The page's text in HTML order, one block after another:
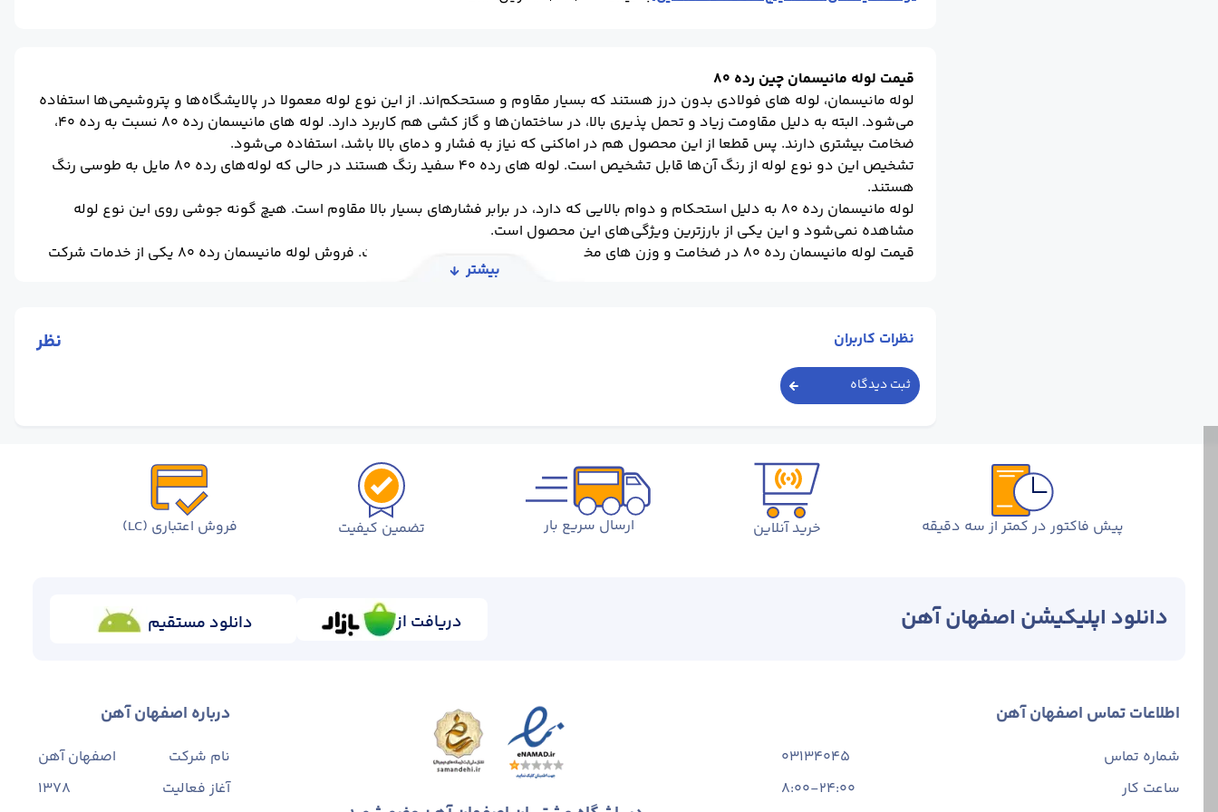
قیمت لوله مانیسمان چین رده 80
لوله مانیسمان، لوله های فولادی بدون درز هستند که بسیار مقاوم و مستحکم‌اند. از این نوع لوله معمولا در پالایشگاه‌ها و پتروشیمی‌ها استفاده
می‌شود. البته به دلیل مقاومت زیاد و تحمل پذیری بالا، در ساختمان‌ها و گاز کشی هم کاربرد دارد. لوله های مانیسمان رده 80 نسبت به رده 40،
ضخامت بیشتری دارند. پس قطعا از این محصول هم در اماکنی که نیاز به فشار و دمای بالا باشد، استفاده می‌شود.
تشخیص این دو نوع لوله از رنگ آن‌ها قابل تشخیص است. لوله های رده 40 سفید رنگ هستند در حالی که لوله‌های رده 80 مایل به طوسی رنگ
هستند.
لوله مانیسمان رده 80 به دلیل استحکام و دوام بالایی که دارد، در برابر فشارهای بسیار بالا مقاوم است. هیچ گونه جوشی روی این نوع لوله
مشاهده نمی‌شود و این یکی از بارزترین ویژگی‌های این محصول است.
قیمت لوله مانیسمان رده 80 در ضخامت و وزن های مختلف در جدول نمونه آورده شده است. فروش لوله مانیسمان رده 80 یکی از خدمات شرکت
اصفهان آهن است. در جدول مشخصات لوله های مانیسمان می‌توانید لوله مورد نظر خود را با توجه به سایز و ضخامت آن خریداری کنید.
(برای مشاهده قیمت لوله مانیسمان به دسته بندی مربوط به آن مراجعه کنید.)
بیشتر
نظرات کاربران نظر
ثبت دیدگاه
پیش فاکتور در کمتر از سه دقیقه خرید آنلاین ارسال سریع بار تضمین کیفیت فروش اعتباری (LC)
دانلود اپلیکیشن اصفهان آهن دریافت از دانلود مستقیم
اطلاعات تماس اصفهان آهن
شماره تماس
03134045
ساعت کار
8:00-24:00
درباره اصفهان آهن
نام شرکت
اصفهان آهن
آغاز فعالیت
1378